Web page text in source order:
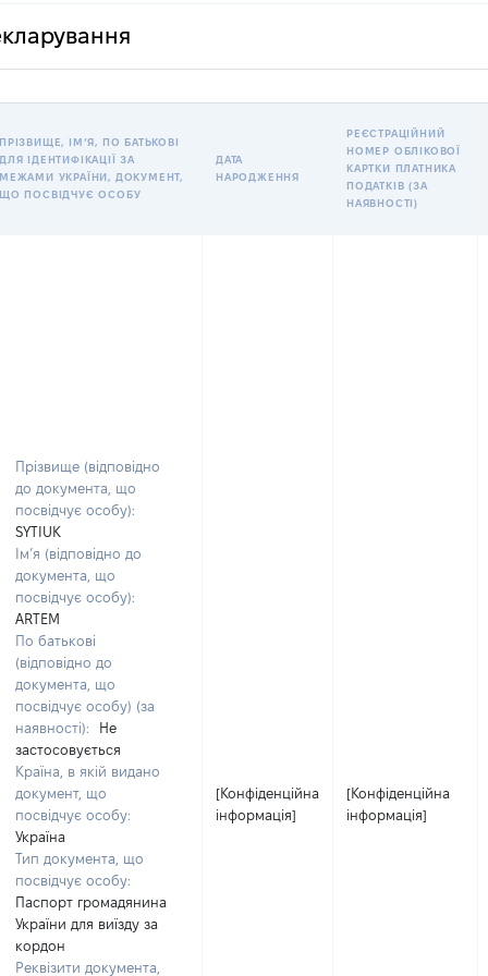
ПРІЗВИЩЕ, ІМʼЯ, ПО БАТЬКОВІ
ДЛЯ ІДЕНТИФІКАЦІЇ ЗА
МЕЖАМИ УКРАЇНИ, ДОКУМЕНТ,
ЩО ПОСВІДЧУЄ ОСОБУ
ДАТА
НАРОДЖЕННЯ
РЕЄСТРАЦІЙНИЙ
НОМЕР ОБЛІКОВОЇ
КАРТКИ ПЛАТНИКА
ПОДАТКІВ (ЗА
НАЯВНОСТІ)
Прізвище (відповідно
до документа, що
посвідчує особу):
SYTIUK
Ім’я (відповідно до
документа, що
посвідчує особу):
ARTEM
По батькові
(відповідно до
документа, що
посвідчує особу) (за
наявності):
Не
застосовується
Країна, в якій видано
документ, що
посвідчує особу:
Україна
Тип документа, що
посвідчує особу:
Паспорт громадянина
України для виїзду за
кордон
Реквізити документа,
[Конфіденційна
інформація]
[Конфіденційна
інформація]